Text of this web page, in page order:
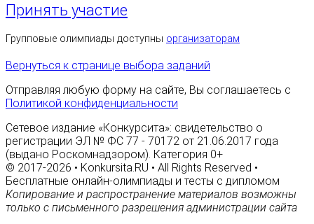
Принять участие
Групповые олимпиады доступны организаторам
Вернуться к странице выбора заданий
Отправляя любую форму на сайте, Вы соглашаетесь с
Политикой конфиденциальности
Сетевое издание «Конкурсита»: свидетельство о
регистрации ЭЛ № ФС 77 - 70172 от 21.06.2017 года
(выдано Роскомнадзором). Категория 0+
© 2017-2026 • Konkursita.RU • All Rights Reserved •
Бесплатные онлайн-олимпиады и тесты с дипломом
Копирование и распространение материалов возможны
только с письменного разрешения администрации сайта